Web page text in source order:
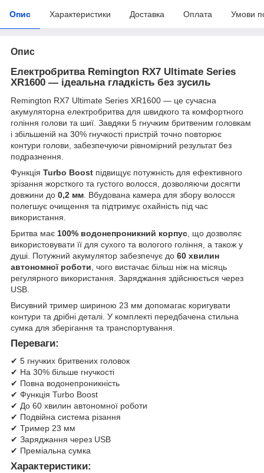
Опис Характеристики Доставка Оплата Умови
Опис
Електробритва Remington RX7 Ultimate Series
XR1600 — ідеальна гладкість без зусиль
Remington RX7 Ultimate Series XR1600 — це сучасна
акумуляторна електробритва для швидкого та комфортного
гоління голови та шиї. Завдяки 5 гнучким бритвеним головкам
і збільшеній на 30% гнучкості пристрій точно повторює
контури голови, забезпечуючи рівномірний результат без
подразнення.
Функція Turbo Boost підвищує потужність для ефективного
зрізання жорсткого та густого волосся, дозволяючи досягти
довжини до 0,2 мм . Вбудована камера для збору волосся
полегшує очищення та підтримує охайність під час
використання.
Бритва має 100% водонепроникний корпус , що дозволяє
використовувати її для сухого та вологого гоління, а також у
душі. Потужний акумулятор забезпечує до 60 хвилин
автономної роботи , чого вистачає більш ніж на місяць
регулярного використання. Заряджання здійснюється через
USB.
Висувний тример шириною 23 мм допомагає коригувати
контури та дрібні деталі. У комплекті передбачена стильна
сумка для зберігання та транспортування.
Переваги:
✔ 5 гнучких бритвених головок
✔ На 30% більше гнучкості
✔ Повна водонепроникність
✔ Функція Turbo Boost
✔ До 60 хвилин автономної роботи
✔ Подвійна система різання
✔ Тример 23 мм
✔ Заряджання через USB
✔ Преміальна сумка
Характеристики: